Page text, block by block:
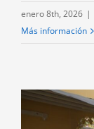
enero 8th, 2026 |
Más información